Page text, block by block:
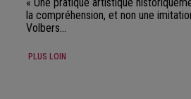
« Une pratique artistique
la compréhension, et non une
Volbers…
PLUS LOIN